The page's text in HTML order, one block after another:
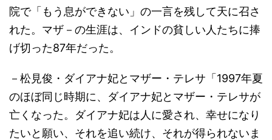
院で「もう息ができない」の一言を残して天に召さ
れた。マザ－の生涯は、インドの貧しい人たちに捧
げ切った87年だった。
－松見俊・ダイアナ妃とマザー・テレサ「1997年夏
のほぼ同じ時期に、ダイアナ妃とマザー・テレサが
亡くなった。ダイアナ妃は人に愛され、幸せになり
たいと願い、それを追い続け、それが得られないま